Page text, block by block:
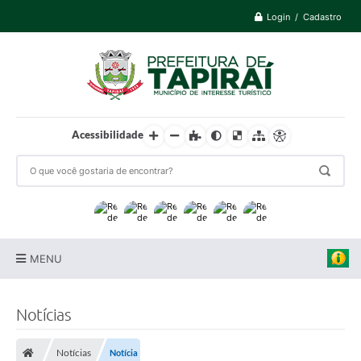
Login / Cadastro
Acessibilidade
MENU
Notícias
Notícias Notícia